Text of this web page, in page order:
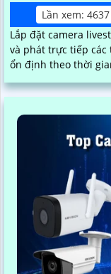
Lần xem: 4637
Lắp đặt camera
và phát trực tiếp
ổn định theo thời